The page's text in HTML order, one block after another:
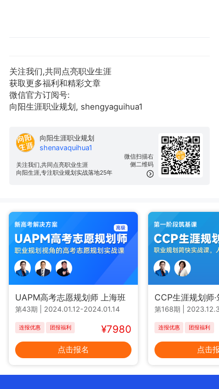
关注我们,共同点亮职业生涯
获取更多福利和精彩文章
微信官方订阅号:
向阳生涯职业规划, shengyaguihua1
微信扫描右
侧二维码
向阳生涯职业规划
shenavaquihua1
关注我们,共同点亮职业生涯
向阳生涯,专注职业规划实战落地25年
UAPM高考志愿规划师 上海班
第43期 2024.01.12-2024.01.14
连报优惠 团报福利 ¥7980
点击报名
CCP生涯规划师
第168期
连报优惠 团报福利
点击